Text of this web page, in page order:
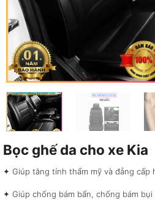
Bọc ghế da cho xe Kia
✦ Giúp tăng tính thẩm mỹ và đẳng cấp
✦ Giúp chống bám bẩn, chống bám